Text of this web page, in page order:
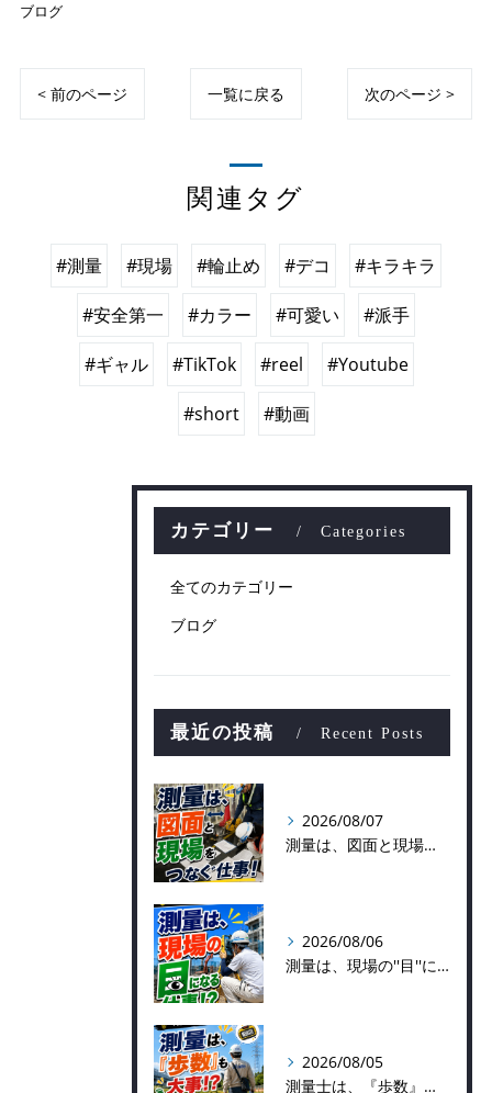
ブログ
< 前のページ 一覧に戻る 次のページ >
関連タグ
#測量 #現場 #輪止め #デコ #キラキラ
#安全第一 #カラー #可愛い #派手
#ギャル #TikTok #reel #Youtube
#short #動画
カテゴリー Categories
全てのカテゴリー
ブログ
最近の投稿 Recent Posts
2026/08/07
測量は、図面と現場をつなぐ仕事！
2026/08/06
測量は、現場の''目''になる仕事！？
2026/08/05
測量士は、『歩数』も大事！？